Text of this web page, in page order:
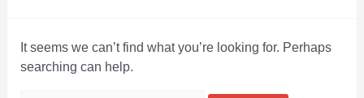
It seems we can’t find what you’re looking for. Perhaps
searching can help.